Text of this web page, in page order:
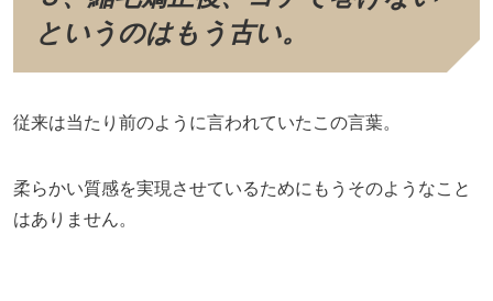
というのはもう古い。
従来は当たり前のように言われていたこの言葉。
柔らかい質感を実現させているためにもうそのようなこと
はありません。